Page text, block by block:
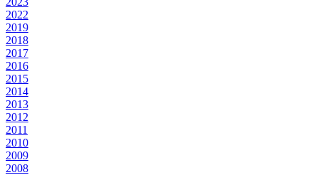
2022
2019
2018
2017
2016
2015
2014
2013
2012
2011
2010
2009
2008